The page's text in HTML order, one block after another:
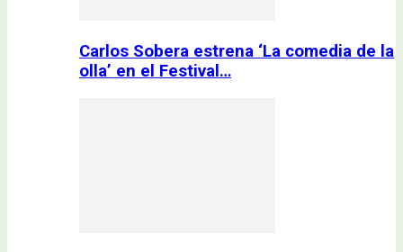
Carlos Sobera estrena ‘La comedia de la
olla’ en el Festival…